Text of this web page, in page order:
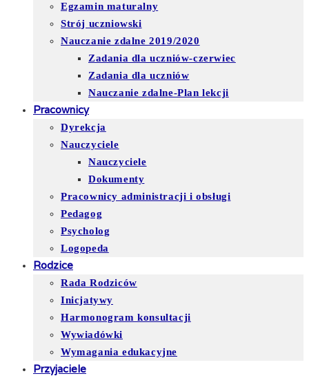
Egzamin maturalny
Strój uczniowski
Nauczanie zdalne 2019/2020
Zadania dla uczniów-czerwiec
Zadania dla uczniów
Nauczanie zdalne-Plan lekcji
Pracownicy
Dyrekcja
Nauczyciele
Nauczyciele
Dokumenty
Pracownicy administracji i obsługi
Pedagog
Psycholog
Logopeda
Rodzice
Rada Rodziców
Inicjatywy
Harmonogram konsultacji
Wywiadówki
Wymagania edukacyjne
Przyjaciele